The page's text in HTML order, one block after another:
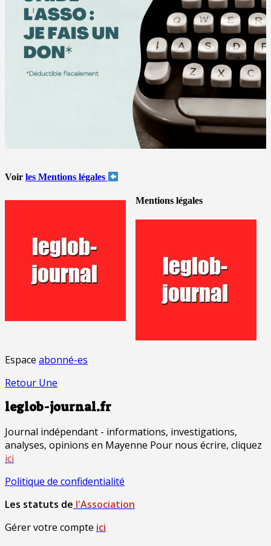
Voir les Mentions légales
Mentions légales
Espace abonné-es
Retour Une
leglob-journal.fr
Journal indépendant - informations, investigations,
analyses, opinions en Mayenne Pour nous écrire, cliquez
ici
Politique de confidentialité
Les statuts de l'Association
Gérer votre compte ici